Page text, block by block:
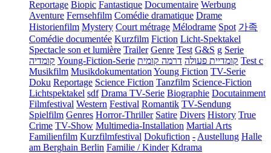
Reportage Biopic Fantastique Documentaire Werbung
Aventure Fernsehfilm Comédie dramatique Drame
Historienfilm Mystery Court métrage Mélodrame Spot 가족
Comédie documentée Kurzfilm Fiction Licht-Spektakel
Spectacle son et lumière Trailer Genre Test G&S g Serie
קומדיה Young-Fiction-Serie קומדיית פעולה דרמה קומית
Test c
Musikfilm Musikdokumentation Young Fiction TV-Serie
Doku Reportage Science Fiction Tanzfilm Science-Fiction
Lichtspektakel sdf Drama TV-Serie Biographie Docutainment
Filmfestival Western Festival Romantik TV-Sendung
Spielfilm Genres Horror-Thriller Satire Divers History True
Crime TV-Show Multimedia-Installation Martial Arts
Familienfilm Kurzfilmfestival Dokufiction - Austellung Halle
am Berghain Berlin Familie / Kinder Kdrama